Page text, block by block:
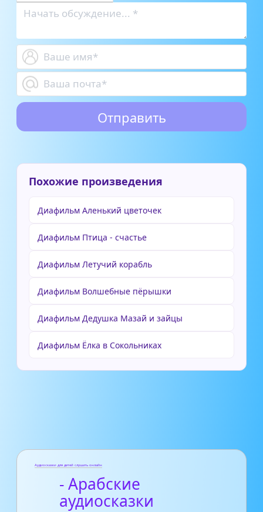
Похожие произведения
Диафильм Аленький цветочек
Диафильм Птица - счастье
Диафильм Летучий корабль
Диафильм Волшебные пёрышки
Диафильм Дедушка Мазай и зайцы
Диафильм Ёлка в Сокольниках
Аудиосказки для детей слушать онлайн
- Арабские
аудиосказки